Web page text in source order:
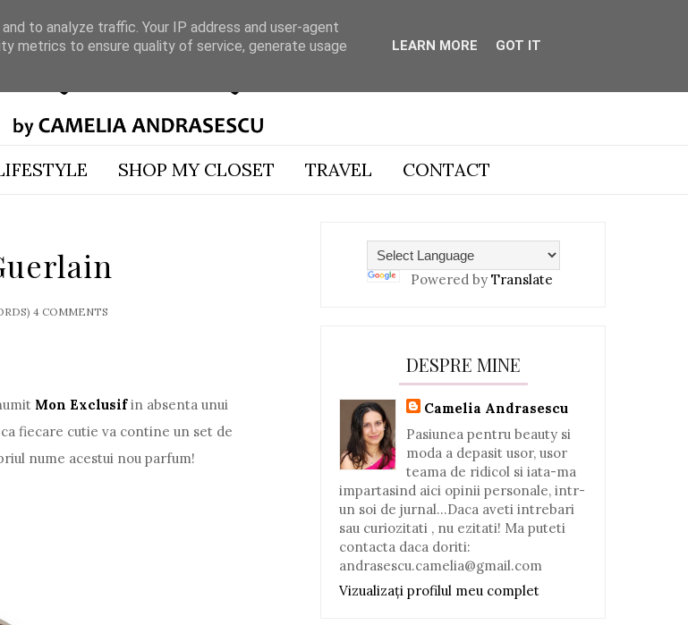
SHOP MY CLOSET TRAVEL CONTACT
4 COMMENTS
Mon Exclusifin absenta unui
fiecare cutie va contine un set de
nume acestui nou parfum!
Powered by Translate
DESPRE MINE
Camelia Andrasescu
Pasiunea pentru beauty si
moda a depasit usor, usor
teama de ridicol si iata-ma
impartasind aici opinii personale, intr-
un soi de jurnal...Daca aveti intrebari
sau curiozitati , nu ezitati! Ma puteti
contacta daca doriti:
andrasescu.camelia@gmail.com
Vizualizați profilul meu complet
to analyze traffic. Your IP address and user-agent
metrics to ensure quality of service, generate usage
LEARN MORE GOT IT